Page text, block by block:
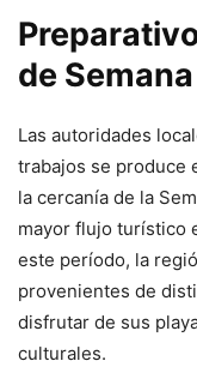
de
Las autoridades
trabajos se produce
la cercanía de la
mayor flujo turístico
este período, la
provenientes de
disfrutar de sus
culturales.